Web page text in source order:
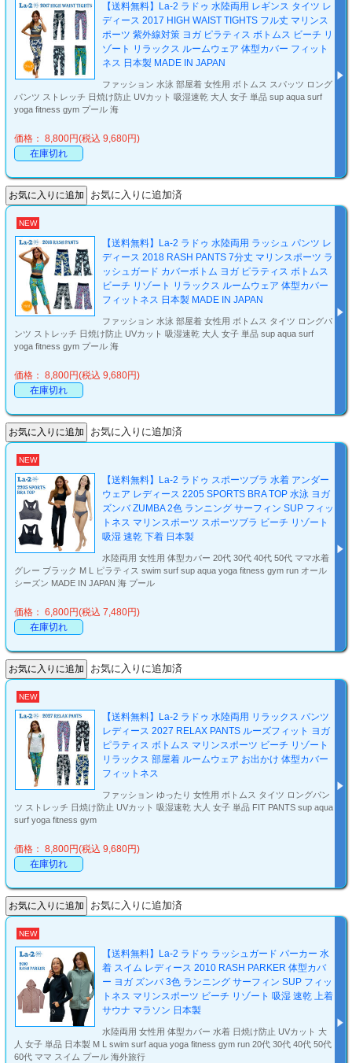
【送料無料】La-2 ラドゥ 水陸両用 レギンス タイツ レ
ディース 2017 HIGH WAIST TIGHTS フル丈 マリンス
ポーツ 紫外線対策 ヨガ ピラティス ボトムス ビーチ リ
ゾート リラックス ルームウェア 体型カバー フィット
ネス 日本製 MADE IN JAPAN
ファッション 水泳 部屋着 女性用 ボトムス スパッツ ロング
パンツ ストレッチ 日焼け防止 UVカット 吸湿速乾 大人 女子 単品 sup aqua surf
yoga fitness gym プール 海
価格： 8,800円(税込 9,680円)
在庫切れ
お気に入りに追加済
NEW
【送料無料】La-2 ラドゥ 水陸両用 ラッシュ パンツ レ
ディース 2018 RASH PANTS 7分丈 マリンスポーツ ラ
ッシュガード カバーボトム ヨガ ピラティス ボトムス
ビーチ リゾート リラックス ルームウェア 体型カバー
フィットネス 日本製 MADE IN JAPAN
ファッション 水泳 部屋着 女性用 ボトムス タイツ ロングパ
ンツ ストレッチ 日焼け防止 UVカット 吸湿速乾 大人 女子 単品 sup aqua surf
yoga fitness gym プール 海
価格： 8,800円(税込 9,680円)
在庫切れ
お気に入りに追加済
NEW
【送料無料】La-2 ラドゥ スポーツブラ 水着 アンダー
ウェア レディース 2205 SPORTS BRA TOP 水泳 ヨガ
ズンバ ZUMBA 2色 ランニング サーフィン SUP フィッ
トネス マリンスポーツ スポーツブラ ビーチ リゾート
吸湿 速乾 下着 日本製
水陸両用 女性用 体型カバー 20代 30代 40代 50代 ママ水着
グレー ブラック M L ピラティス swim surf sup aqua yoga fitness gym run オール
シーズン MADE IN JAPAN 海 プール
価格： 6,800円(税込 7,480円)
在庫切れ
お気に入りに追加済
NEW
【送料無料】La-2 ラドゥ 水陸両用 リラックス パンツ
レディース 2027 RELAX PANTS ルーズフィット ヨガ
ピラティス ボトムス マリンスポーツ ビーチ リゾート
リラックス 部屋着 ルームウェア お出かけ 体型カバー
フィットネス
ファッション ゆったり 女性用 ボトムス タイツ ロングパン
ツ ストレッチ 日焼け防止 UVカット 吸湿速乾 大人 女子 単品 FIT PANTS sup aqua
surf yoga fitness gym
価格： 8,800円(税込 9,680円)
在庫切れ
お気に入りに追加済
NEW
【送料無料】La-2 ラドゥ ラッシュガード パーカー 水
着 スイム レディース 2010 RASH PARKER 体型カバ
ー ヨガ ズンバ 3色 ランニング サーフィン SUP フィッ
トネス マリンスポーツ ビーチ リゾート 吸湿 速乾 上着
サウナ マラソン 日本製
水陸両用 女性用 体型カバー 水着 日焼け防止 UVカット 大
人 女子 単品 日本製 M L swim surf aqua yoga fitness gym run 20代 30代 40代 50代
60代 ママ スイム プール 海外旅行